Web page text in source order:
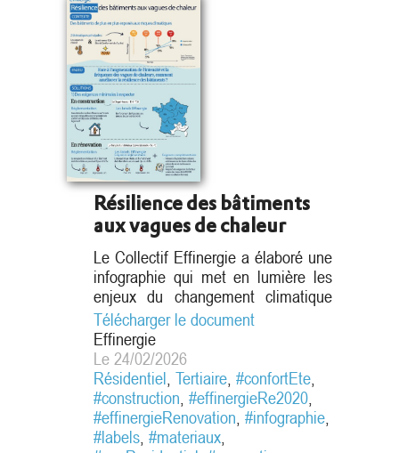
Résilience des bâtiments
aux vagues de chaleur
Le Collectif Effinergie a élaboré une
infographie qui met en lumière les
enjeux du changement climatique
pour le secteur du bâtiment et les
leviers d’action permettant
d’améliorer la résilience des
constructions, tant en neuf qu’en
rénovation, face aux vagues de
chaleur. Cette infographie,
synthétique et pédagogique,
Télécharger le document
Effinergie
Le 24/02/2026
Résidentiel, Tertiaire, #confortEte,
#construction, #effinergieRe2020,
#effinergieRenovation, #infographie,
#labels, #materiaux,